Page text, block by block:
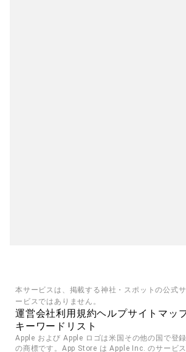
本サービスは、掲載する神社・スポットの公式
ービスではありません。
運営会社利用規約ヘルプサイトマッ
キーワードリスト
Apple および Apple ロゴは米国その他の国で登
の商標です。App Store は Apple Inc. のサービス